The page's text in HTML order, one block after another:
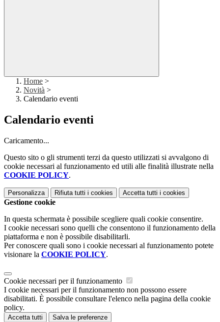
Home >
Novità >
Calendario eventi
Calendario eventi
Caricamento...
Questo sito o gli strumenti terzi da questo utilizzati si avvalgono di
cookie necessari al funzionamento ed utili alle finalità illustrate nella
COOKIE POLICY.
Personalizza Rifiuta tutti i cookies Accetta tutti i cookies
Gestione cookie
In questa schermata è possibile scegliere quali cookie consentire.
I cookie necessari sono quelli che consentono il funzionamento della
piattaforma e non è possibile disabilitarli.
Per conoscere quali sono i cookie necessari al funzionamento potete
visionare la COOKIE POLICY.
Cookie necessari per il funzionamento
I cookie necessari per il funzionamento non possono essere
disabilitati. È possibile consultare l'elenco nella pagina della cookie
policy.
Accetta tutti Salva le preferenze